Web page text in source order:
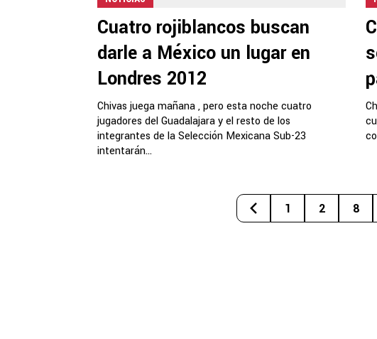
Cuatro rojiblancos buscan
darle a México un lugar en
Londres 2012
Chivas juega mañana , pero esta noche cuatro
jugadores del Guadalajara y el resto de los
integrantes de la Selección Mexicana Sub-23
intentarán...
1 2 8